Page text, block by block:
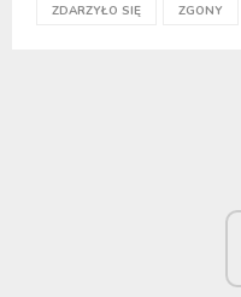
ZDARZYŁO SIĘ ZGONY